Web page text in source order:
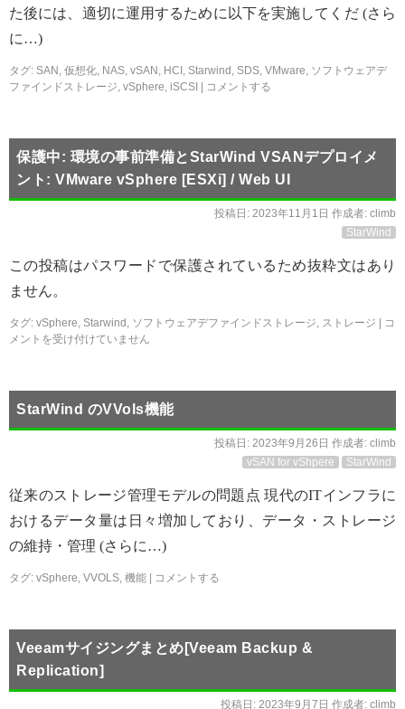
た後には、適切に運用するために以下を実施してくだ (さら
に…)
タグ: SAN , 仮想化, NAS, vSAN , HCI , Starwind , SDS, VMware, ソフトウェアデ
ファインドストレージ, vSphere, iSCSI コメントする
保護中: 環境の事前準備とStarWind VSANデプロイメ
ント: VMware vSphere [ESXi] / Web UI
投稿日: 2023年11月1日 作成者: climb
StarWind
この投稿はパスワードで保護されているため抜粋文はあり
ません。
タグ: vSphere, Starwind , ソフトウェアデファインドストレージ, ストレージ
コ
メントを受け付けていません
StarWind のVVols機能
投稿日: 2023年9月26日 作成者: climb
vSAN for vShpere
StarWind
従来のストレージ管理モデルの問題点 現代のITインフラに
おけるデータ量は日々増加しており、データ・ストレージ
の維持・管理 (さらに…)
タグ: vSphere, VVOLS, 機能 コメントする
Veeamサイジングまとめ[Veeam Backup &
Replication]
投稿日: 2023年9月7日 作成者: climb